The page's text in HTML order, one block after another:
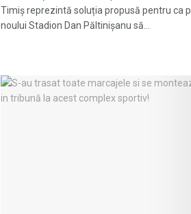
Timiș reprezintă soluția propusă pentru ca
noului Stadion Dan Păltinișanu să...